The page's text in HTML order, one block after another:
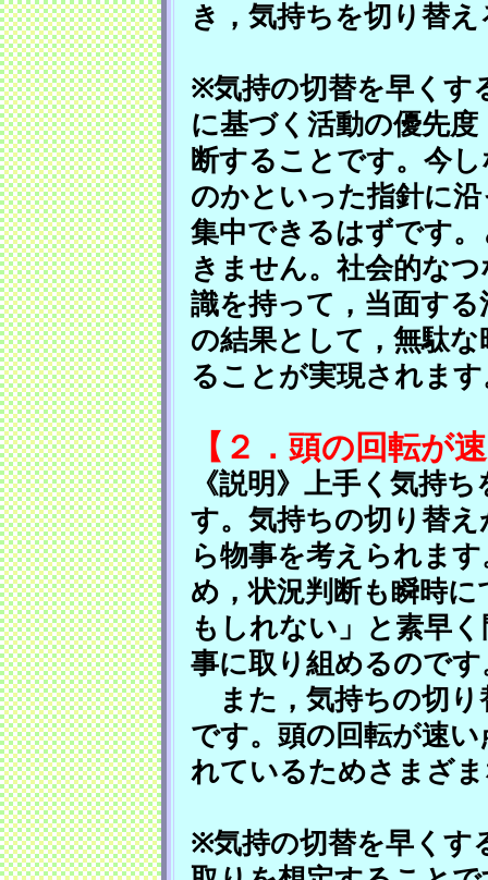
き，気持ちを切り替
※気持の切替を早くす
に基づく活動の優先
断することです。今
のかといった指針に
集中できるはずです
きません。社会的な
識を持って，当面す
の結果として，無駄
ることが実現されます
【２．頭の回転が
《説明》上手く気持
す。気持ちの切り替
ら物事を考えられま
め，状況判断も瞬時
もしれない」と素早
事に取り組めるのです
また，気持ちの切り
です。頭の回転が速
れているためさまざ
※気持の切替を早くす